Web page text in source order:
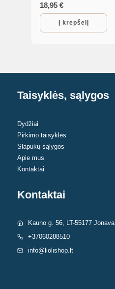
18,95€
Į krepšelį
Taisyklės, sąlygos
Dydžiai
Pirkimo taisyklės
Slapukų sąlygos
Apie mus
Kontaktai
Kontaktai
Kauno g. 56, LT-55177 Jonava
+37060288510
info@liolishop.lt